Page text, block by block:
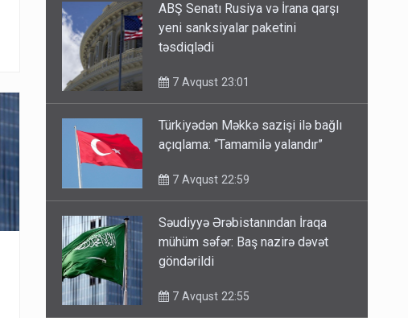
ABŞ Senatı Rusiya və İrana qarşı
yeni sanksiyalar paketini
təsdiqlədi
7 Avqust 23:01
Türkiyədən Məkkə sazişi ilə bağlı
açıqlama: “Tamamilə yalandır”
7 Avqust 22:59
Səudiyyə Ərəbistanından İraqa
mühüm səfər: Baş nazirə dəvət
göndərildi
7 Avqust 22:55